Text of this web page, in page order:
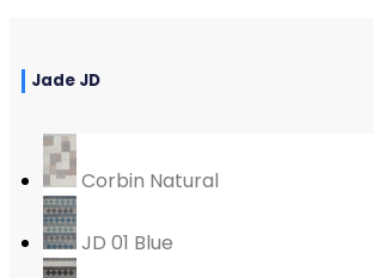
Jade JD
Corbin Natural
JD 01 Blue